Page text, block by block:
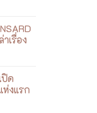
เรื่อง
ปิด
งแรก